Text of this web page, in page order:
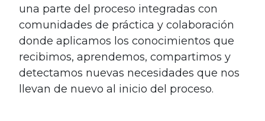
una parte del proceso integradas con
comunidades de práctica y colaboración
donde aplicamos los conocimientos que
recibimos, aprendemos, compartimos y
detectamos nuevas necesidades que nos
llevan de nuevo al inicio del proceso.